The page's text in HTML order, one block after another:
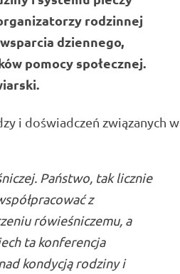
rodzinnej
dziennego,
pomocy społecznej.
.
i doświadczeń związanych w
Państwo, tak licznie
z
rówieśniczemu, a
ta konferencja
kondycją rodziny i